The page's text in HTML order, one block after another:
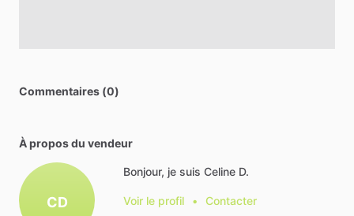
Commentaires (0)
À propos du vendeur
CD
Bonjour, je suis Celine D.
Voir le profil • Contacter